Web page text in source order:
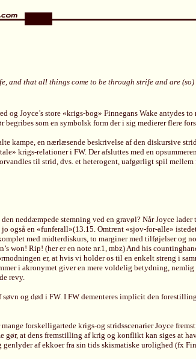
and that all things come to be through strife and are
Joyce’s store «krigs-bog» Finnegans Wake antydes
som en symbolsk form der i sig medierer flere
kampe, en nærlæsende beskrivelse af den diskursive
krigs-relationer i FW. Der afsluttes med en
til strid, dvs. et heterogent, uafgørligt spil
neddæmpede stemning ved en gravøl? Når Joyce
også en «funferall»(13.15. Omtrent «sjov-for-alle»
med midterdiskurs, to marginer med tilføjelser og
won! Rip! (her er en note nr.1, mbz) And his
er, at hvis vi holder os til en enkelt streng i
i akronymet giver en mere voldelig betydning,
revy.
og død i FW. I FW dementeres implicit den
forskelligartede krigs-og stridsscenarier Joyce
at dens fremstilling af krig og konflikt kan siges at
af ekkoer fra sin tids skismatiske urolighed (fx